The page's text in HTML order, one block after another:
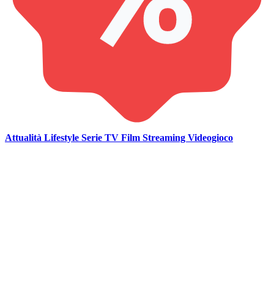
Attualità Lifestyle Serie TV Film Streaming Videogioco